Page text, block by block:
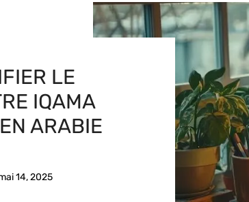
LE
IQAMA
ARABIE
14, 2025